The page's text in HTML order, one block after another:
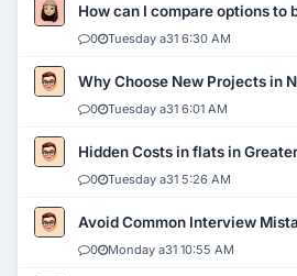
How can I compare options to
0 Tuesday a31 6:30 AM
Why Choose New Projects in
0 Tuesday a31 6:01 AM
Hidden Costs in flats in
0 Tuesday a31 5:26 AM
Avoid Common Interview
0 Monday a31 10:55 AM